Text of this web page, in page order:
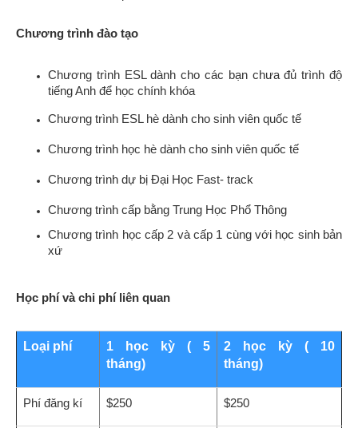
Chương trình đào tạo
Chương trình ESL dành cho các bạn chưa đủ trình độ
tiếng Anh để học chính khóa
Chương trình ESL hè dành cho sinh viên quốc tế
Chương trình học hè dành cho sinh viên quốc tế
Chương trình dự bị Đại Học Fast- track
Chương trình cấp bằng Trung Học Phổ Thông
Chương trình học cấp 2 và cấp 1 cùng với học sinh bản
xứ
Học phí và chi phí liên quan
Loại phí
1 học kỳ ( 5
tháng)
2 học kỳ ( 10
tháng)
Phí đăng kí $250 $250